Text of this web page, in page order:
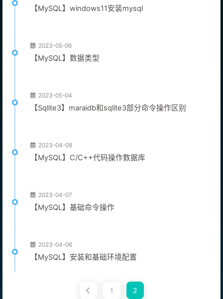
【MySQL】windows11安装mysql
2023-05-06
【MySQL】数据类型
2023-05-04
【Sqlite3】maraidb和sqlite3部分命令操作区别
2023-04-08
【MySQL】C/C++代码操作数据库
2023-04-07
【MySQL】基础命令操作
2023-04-06
【MySQL】安装和基础环境配置
1 2